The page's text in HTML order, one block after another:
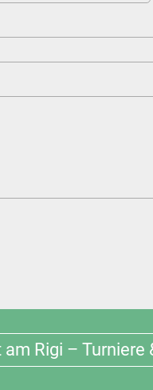
Rigi – Turniere